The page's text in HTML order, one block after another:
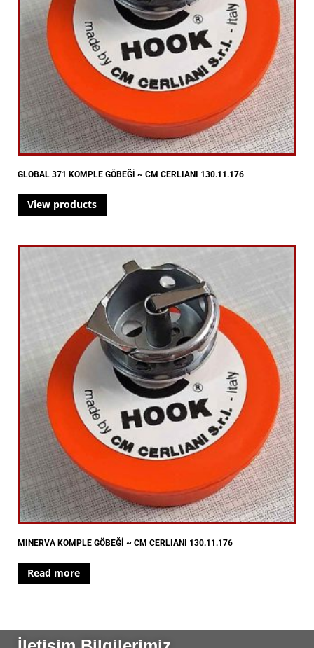
GLOBAL 371 KOMPLE GÖBEĞİ ~ CM CERLIANI 130.11.176
View products
MINERVA KOMPLE GÖBEĞİ ~ CM CERLIANI 130.11.176
Read more